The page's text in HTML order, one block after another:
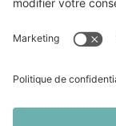
Station
culinaire
mobile